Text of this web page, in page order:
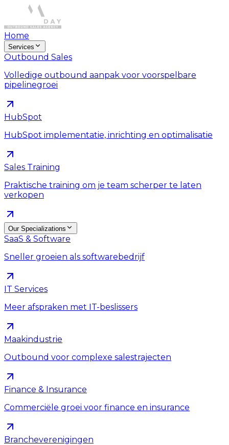
Home
Services
Outbound Sales
Volledige outbound aanpak voor voorspelbare
pipelinegroei
HubSpot
HubSpot implementatie, inrichting en optimalisatie
Sales Training
Praktische training om je team scherper te laten
verkopen
Our Specializations
SaaS & Software
Sneller groeien als softwarebedrijf
IT Services
Meer afspraken met IT-beslissers
Maakindustrie
Outbound voor complexe salestrajecten
Finance & Insurance
Commerciële groei voor finance en insurance
Brancheverenigingen